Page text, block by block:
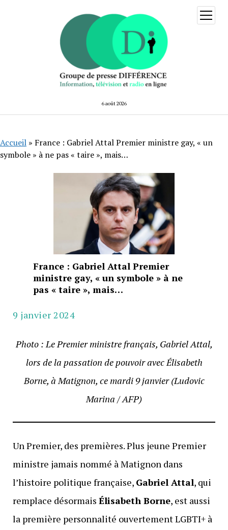
6 août 2026
ouvrir
menu
Accueil » France : Gabriel Attal Premier ministre gay, « un
symbole » à ne pas « taire », mais…
France : Gabriel Attal Premier
ministre gay, « un symbole » à ne
pas « taire », mais…
9 janvier 2024
Photo : Le Premier ministre français, Gabriel Attal,
lors de la passation de pouvoir avec Élisabeth
Borne, à Matignon, ce mardi 9 janvier (Ludovic
Marina / AFP)
Un Premier, des premières. Plus jeune Premier
ministre jamais nommé à Matignon dans
l’histoire politique française, Gabriel Attal, qui
remplace désormais Élisabeth Borne, est aussi
la première personnalité ouvertement LGBTI+ à